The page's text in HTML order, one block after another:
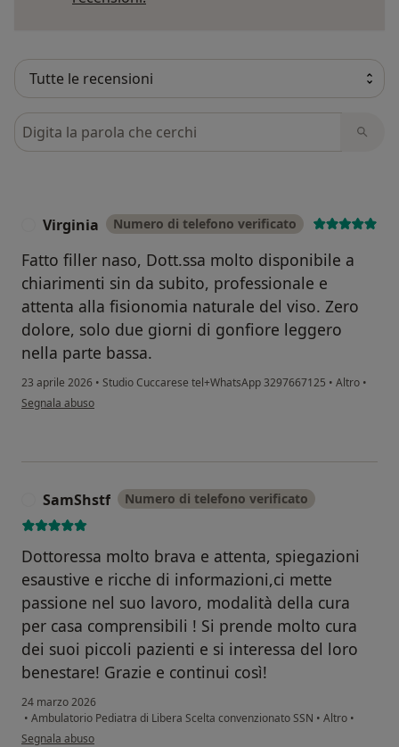
Cerca nelle recensioni
Virginia Numero di telefono verificato
Fatto filler naso, Dott.ssa molto disponibile a
chiarimenti sin da subito, professionale e
attenta alla fisionomia naturale del viso. Zero
dolore, solo due giorni di gonfiore leggero
nella parte bassa.
23 aprile 2026 • Studio Cuccarese tel+WhatsApp 3297667125 • Altro •
secondo l'opinione dell'utente Virginia
Segnala abuso
SamShstf Numero di telefono verificato
Dottoressa molto brava e attenta, spiegazioni
esaustive e ricche di informazioni,ci mette
passione nel suo lavoro, modalità della cura
per casa comprensibili ! Si prende molto cura
dei suoi piccoli pazienti e si interessa del loro
benestare! Grazie e continui così!
24 marzo 2026
• Ambulatorio Pediatra di Libera Scelta convenzionato SSN • Altro •
secondo l'opinione dell'utente SamShstf
Segnala abuso